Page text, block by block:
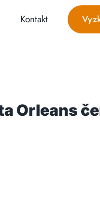
Kontakt
Orleans